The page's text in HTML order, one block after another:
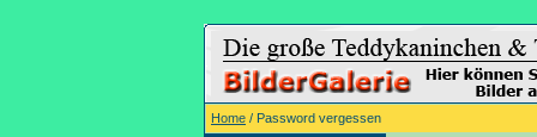
Home / Password vergessen